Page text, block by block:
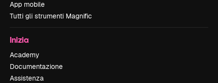
App mobile
Tutti gli strumenti Magnific
Inizia
Academy
Documentazione
Assistenza